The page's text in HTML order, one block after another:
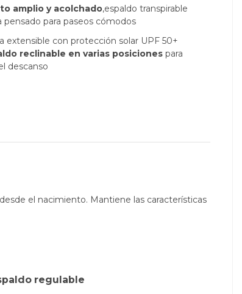
amplio y acolchado,espaldo transpirable
pensado para paseos cómodos
extensible con protección solar UPF 50+
reclinable en varias posicionespara
descanso
el nacimiento. Mantiene las características
regulable